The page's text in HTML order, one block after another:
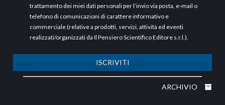
trattamento dei miei dati personali per l’invio via posta, e-mail o
telefono di comunicazioni di carattere informativo e
commerciale (relative a prodotti, servizi, attività ed eventi
realizzati/organizzati da Il Pensiero Scientifico Editore s.r.l.).
ISCRIVITI
ARCHIVIO